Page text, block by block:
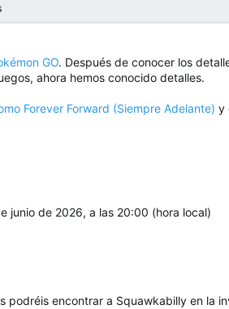
GO. Después de conocer los
ahora hemos conocido detalles.
Forever Forward (Siempre Adelante) y
junio de 2026, a las 20:00 (hora local)
podréis encontrar a Squawkabilly en la